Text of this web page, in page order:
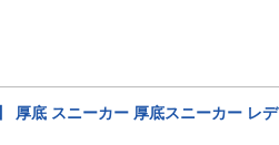
厚底 スニーカー 厚底スニーカー レデ